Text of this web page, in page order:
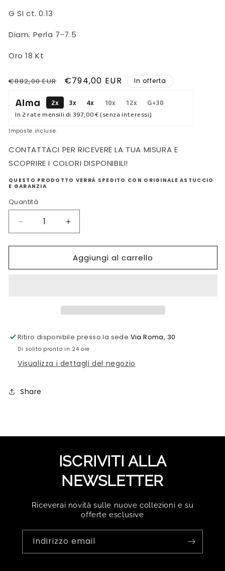
G SI ct. 0.13
Diam. Perla 7-7.5
Oro 18 Kt
Prezzo
listino
€882,00 EUR
Prezzo
€794,00 EUR In offerta
2x 3x 4x 10x 12x
G+30
In 2 rate mensili di 397,00 € (senza interessi)
Imposte incluse.
CONTATTACI PER RICEVERE LA TUA MISURA E
SCOPRIRE I COLORI DISPONIBILI!
QUESTO PRODOTTO VERRÀ SPEDITO CON ORIGINALE ASTUCCIO
E GARANZIA
Quantità
Diminuisci
quantità
per
MIKIKO
Aumenta
quantità
per
COLLANA
MIKIKO
Aggiungi al carrello
Ritiro disponibile presso la sede Via Roma, 30
Di solito pronto in 24 ore
Visualizza i dettagli del negozio
Share
ISCRIVITI ALLA
NEWSLETTER
Riceverai novità sulle nuove collezioni e su
offerte esclusive
Indirizzo email